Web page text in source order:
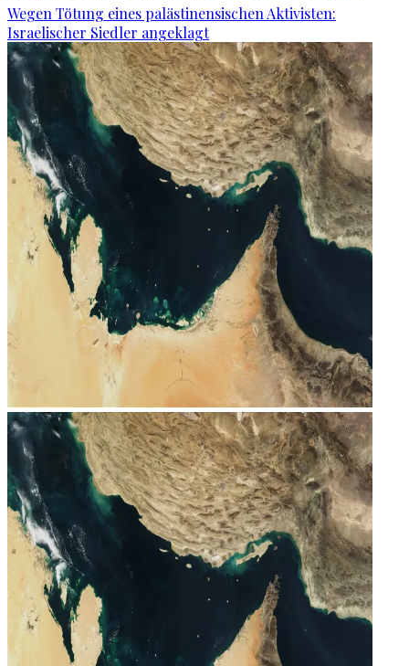
Wegen Tötung eines palästinensischen Aktivisten:
Israelischer Siedler angeklagt